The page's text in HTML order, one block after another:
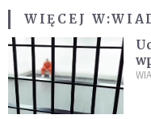
WIĘCEJ W: